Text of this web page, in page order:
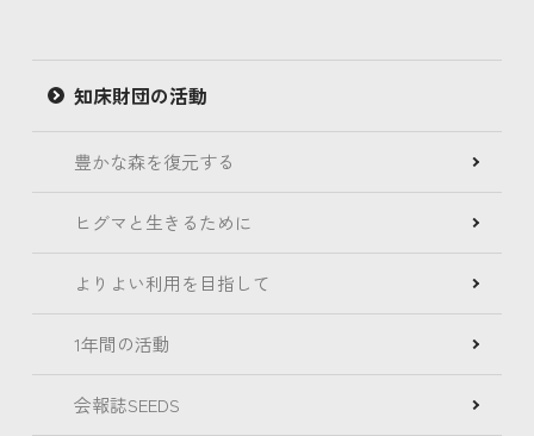
知床財団の活動
豊かな森を復元する
ヒグマと生きるために
よりよい利用を目指して
1年間の活動
会報誌SEEDS